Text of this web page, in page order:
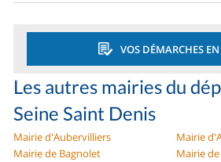
VOS DÉMARCHES
Les autres mairies du
Seine Saint Denis
Mairie d'Aubervilliers
Mairie
Mairie de Bagnolet
Mairie